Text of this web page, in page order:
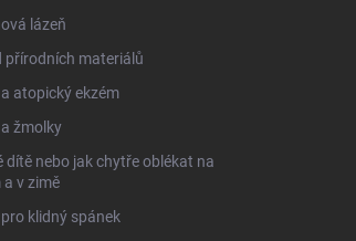
lázeň
přírodních materiálů
atopický ekzém
žmolky
dítě nebo jak chytře oblékat na
v zimě
klidný spánek